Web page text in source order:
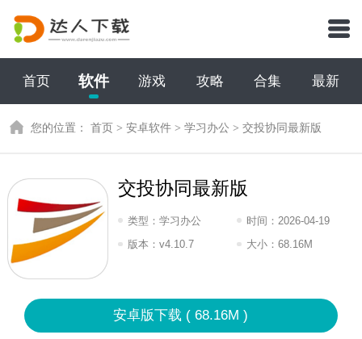
首页 软件 游戏 攻略 合集 最新
您的位置：首页 >安卓软件 >学习办公 >交投协同最新版
交投协同最新版
类型：学习办公 时间： 2026-04-19
07:2026
版本：v4.10.7 大小： 68.16M
安卓版下载 ( 68.16M )